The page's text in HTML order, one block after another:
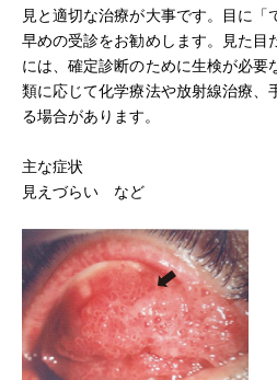
目の病気と治療
交通アクセス
見と適切な治療が大事です。目に「
早めの受診をお勧めします。見た目
には、確定診断のために生検が必要
類に応じて化学療法や放射線治療、
る場合があります。
主な症状
見えづらい など